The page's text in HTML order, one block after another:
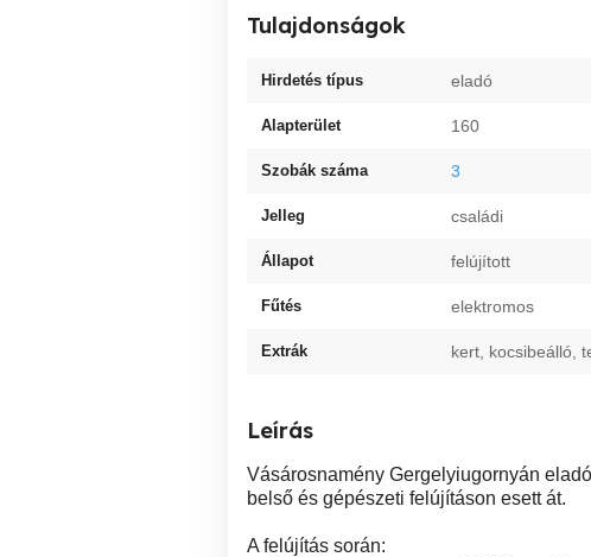
Tulajdonságok
Hirdetés típus eladó
Alapterület 160
Szobák száma 3
Jelleg családi
Állapot felújított
Fűtés elektromos
Extrák kert, kocsibeálló,
Leírás
Vásárosnamény Gergelyiugornyán
belső és gépészeti felújításon esett át.
A felújítás során: